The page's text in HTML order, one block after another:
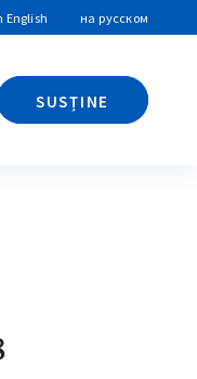
English на русском
SUSȚINE
Caută